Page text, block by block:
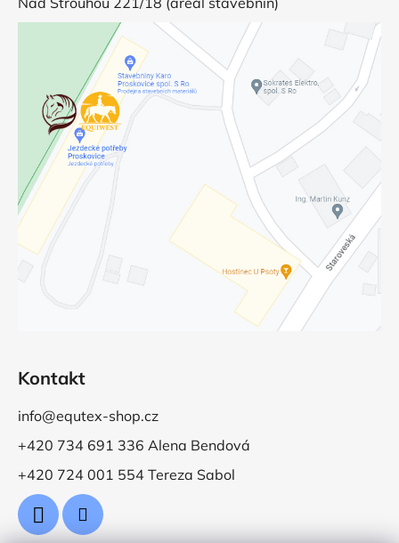
Kontakt
info@equtex-shop.cz
+420 734 691 336 Alena Bendová
+420 724 001 554 Tereza Sabol